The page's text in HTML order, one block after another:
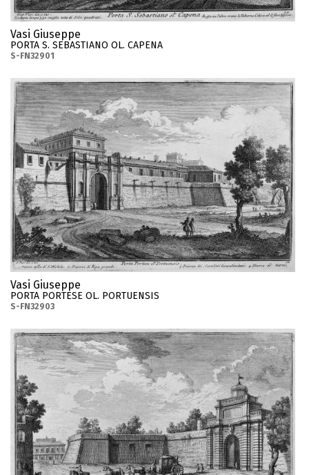
Vasi Giuseppe
PORTA S. SEBASTIANO OL. CAPENA
S-FN32901
Vasi Giuseppe
PORTA PORTESE OL. PORTUENSIS
S-FN32903